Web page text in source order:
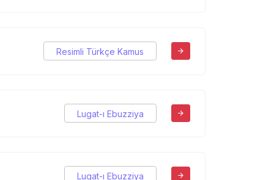
Resimli Türkçe Kamus
Lugat-ı Ebuzziya
Lugat-ı Ebuzziya